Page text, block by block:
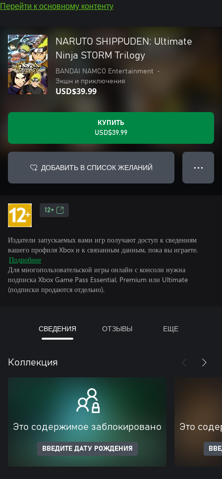
Перейти к основному контенту
NARUTO SHIPPUDEN: Ultimate
Ninja STORM Trilogy
BANDAI NAMCO Entertainment
•
Экшн и приключения
USD$39.99
КУПИТЬ
USD$39.99
ДОБАВИТЬ В СПИСОК ЖЕЛАНИЙ ● ● ●
12+
Издатели запускаемых вами игр получают доступ к сведениям
вашего профиля Xbox и к связанным данным, пока вы играете.
Подробнее
Для многопользовательской игры онлайн с консоли нужна
подписка Xbox Game Pass Essential, Premium или Ultimate
(подписки продаются отдельно).
СВЕДЕНИЯ ОТЗЫВЫ ЕЩЕ
Коллекция
Это содержимое заблокировано
ВВЕДИТЕ ДАТУ РОЖДЕНИЯ
Это